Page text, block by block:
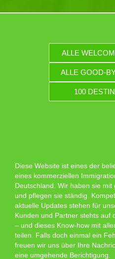
ALLE
ALLE GOOD-
100
Diese Website ist eines der
eines kommerziellen
Deutschland. Wir haben sie
und pflegen sie ständig.
aktuelle Updates stehen für
Kunden und Partner stehts auf
– und dieses Know-how mit
teilen. Falls doch einmal ein
freuen wir uns über Ihre
eine umgehende Berichtigung.